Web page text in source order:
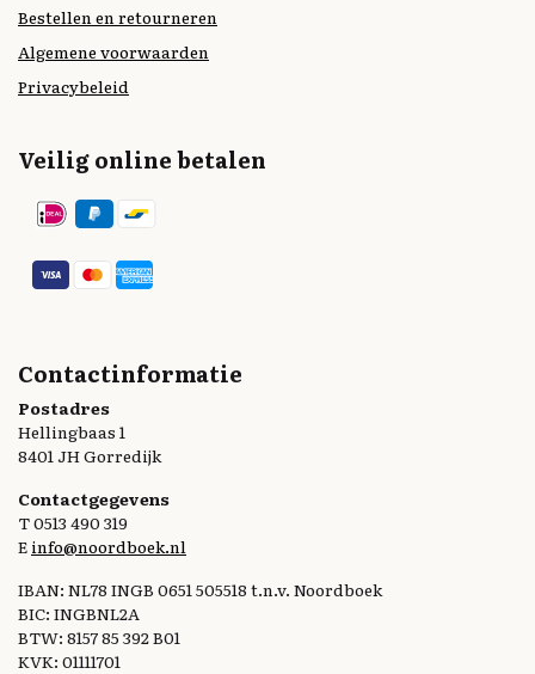
Bestellen en retourneren
Algemene voorwaarden
Privacybeleid
Veilig online betalen
Contactinformatie
Postadres
Hellingbaas 1
8401 JH Gorredijk
Contactgegevens
T 0513 490 319
E info@noordboek.nl
IBAN: NL78 INGB 0651 505518 t.n.v. Noordboek
BIC: INGBNL2A
BTW: 8157 85 392 B01
KVK: 01111701